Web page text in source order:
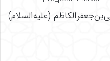
(علیه‌السلام)